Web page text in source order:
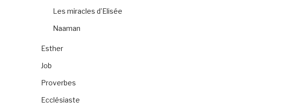
Les miracles d’Elisée
Naaman
Esther
Job
Proverbes
Ecclésiaste